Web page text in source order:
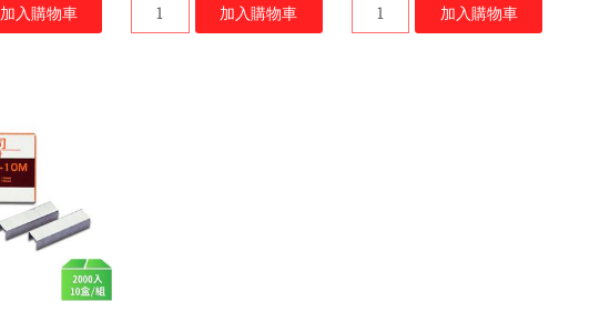
加入購物車 加入購物車 加入購物車